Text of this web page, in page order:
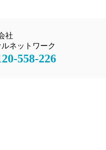
社
ネットワーク
558-226